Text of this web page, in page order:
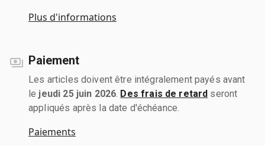
Plus d'informations
Paiement
Les articles doivent être intégralement payés avant
le jeudi 25 juin 2026 Des frais de retard seront
appliqués après la date d'échéance.
Paiements